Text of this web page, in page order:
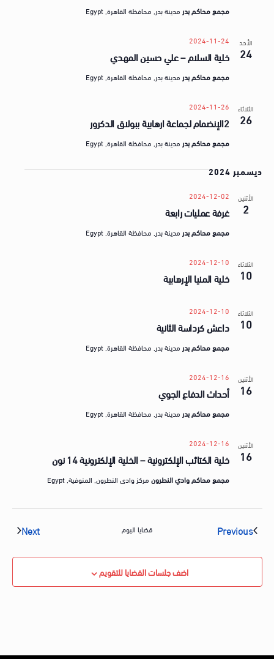
مجمع محاكم بدر مدينة بدر, محافظة القاهرة, Egypt
الأحد
24 خلية السلام – علي حسين المهدي
2024-11-24
مجمع محاكم بدر مدينة بدر, محافظة القاهرة, Egypt
الثلاثاء
26 2الإنضمام لجماعة ارهابية ببولاق الدكرور
2024-11-26
مجمع محاكم بدر مدينة بدر, محافظة القاهرة, Egypt
ديسمبر 2024
الأثنين
2 غرفة عمليات رابعة
2024-12-02
مجمع محاكم بدر مدينة بدر, محافظة القاهرة, Egypt
الثلاثاء
10 خلية المنيا الإرهابية
2024-12-10
الثلاثاء
10 داعش كرداسة الثانية
2024-12-10
مجمع محاكم بدر مدينة بدر, محافظة القاهرة, Egypt
الأثنين
16 أحداث الدفاع الجوي
2024-12-16
مجمع محاكم بدر مدينة بدر, محافظة القاهرة, Egypt
الأثنين
16 خلية الكتائب الإلكترونية – الخلية الإلكترونية 14 نون
2024-12-16
مجمع محاكم وادي النطرونمركز وادى النطرون, المنوفية, Egypt
Previous قضايا اليوم Next
اضف جلسات القضايا للتقويم